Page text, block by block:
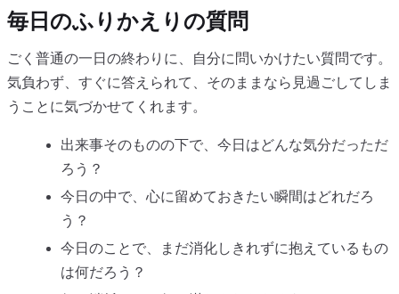
毎日のふりかえりの質問
ごく普通の一日の終わりに、自分に問いかけたい質問です。
気負わず、すぐに答えられて、そのままなら見過ごしてしま
うことに気づかせてくれます。
出来事そのものの下で、今日はどんな気分だっただ
ろう？
今日の中で、心に留めておきたい瞬間はどれだろ
う？
今日のことで、まだ消化しきれずに抱えているもの
は何だろう？